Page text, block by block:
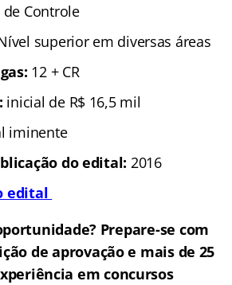
Controle
superior em diversas áreas
12 + CR
inicial de R$ 16,5 mil
iminente
do edital: 2016
edital
Prepare-se com
de aprovação e mais de 25
em concursos